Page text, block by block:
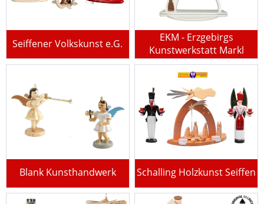
Seiffener Volkskunst e.G.
EKM - Erzgebirgs
Kunstwerkstatt Markl
Blank Kunsthandwerk Schalling Holzkunst Seiffen